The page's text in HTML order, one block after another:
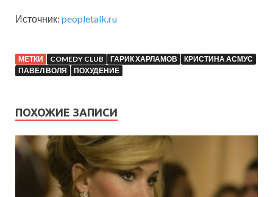
Источник: peopletalk.ru
МЕТКИ COMEDY CLUB ГАРИК ХАРЛАМОВ
КРИСТИНА АСМУС
ПАВЕЛ ВОЛЯ
ПОХУДЕНИЕ
ПОХОЖИЕ ЗАПИСИ